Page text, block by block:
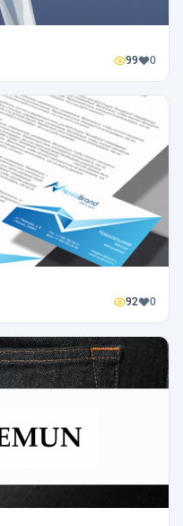
99 0
92 0